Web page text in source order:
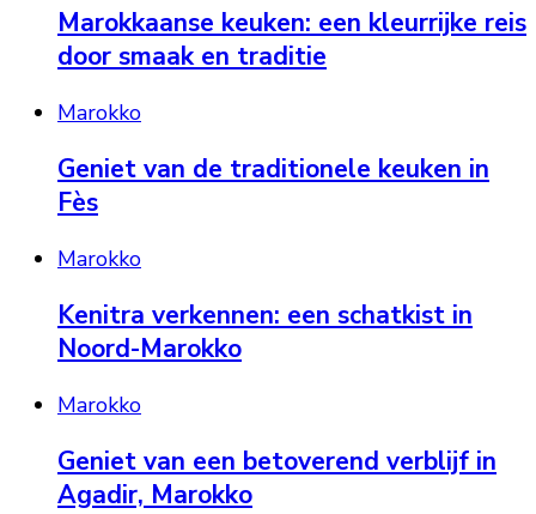
Marokkaanse keuken: een kleurrijke reis
door smaak en traditie
Marokko
Geniet van de traditionele keuken in
Fès
Marokko
Kenitra verkennen: een schatkist in
Noord-Marokko
Marokko
Geniet van een betoverend verblijf in
Agadir, Marokko